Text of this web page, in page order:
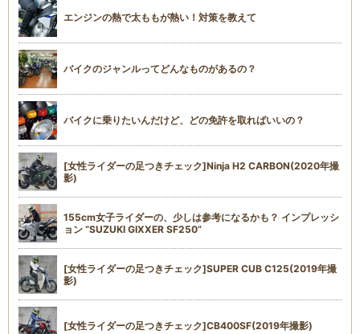
エンジンの熱で太ももが熱い！対策を教えて
バイクのジャンルってどんなものがあるの？
バイクに乗りたいんだけど、どの免許を取ればいいの？
[女性ライダーの足つきチェック]Ninja H2 CARBON(2020年撮
影)
155cm女子ライダーの、少しは参考になるかも？ インプレッシ
ョン “SUZUKI GIXXER SF250”
[女性ライダーの足つきチェック]SUPER CUB C125(2019年撮
影)
[女性ライダーの足つきチェック]CB400SF(2019年撮影)